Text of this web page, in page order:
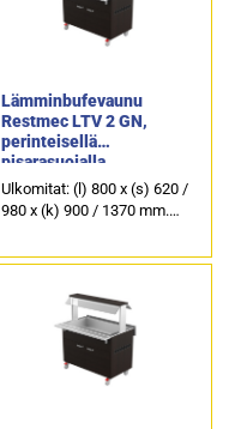
Lämminbufevaunu
Restmec LTV 2 GN,
perinteisellä
pisarasuojalla
Ulkomitat: (l) 800 x (s) 620 /
980 x (k) 900 / 1370 mm.
1/1.
(kuvassa), tammi, tumma
tammi, pähkinä, pyökki,
koivu ja valkoinen.
4-kääntyvää pyörää, joista
kaksi lukittavaa.